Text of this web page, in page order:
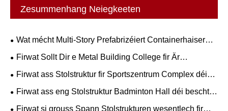
Zesummenhang Neiegkeeten
Wat mécht Multi-Story Prefabrizéiert Containerhaiser
ideal fir kommerziell a Wunnprojeten?
Firwat Sollt Dir e Metal Building College fir Är
Ausbildung betruechten
Firwat ass Stolstruktur fir Sportszentrum Complex déi
bescht Léisung fir modern Stadionkonstruktioun
Firwat ass eng Stolstruktur Badminton Hall déi bescht
Wiel fir modern Sportsanlagen
Firwat si grouss Spann Stolstrukturen wesentlech fir